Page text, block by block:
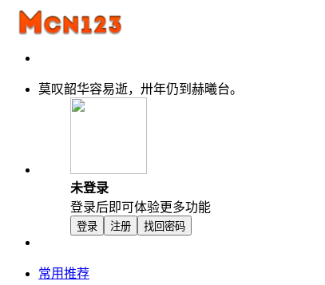
莫叹韶华容易逝，卅年仍到赫曦台。
未登录
登录后即可体验更多功能
登录 注册 找回密码
常用推荐